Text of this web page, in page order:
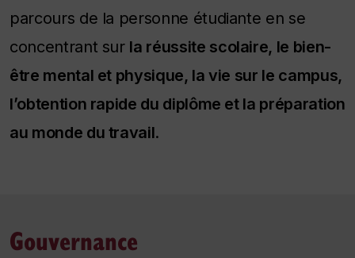
parcours de la personne étudiante en se
concentrant sur la réussite scolaire, le bien-
être mental et physique, la vie sur le campus,
l’obtention rapide du diplôme et la préparation
au monde du travail.
Gouvernance